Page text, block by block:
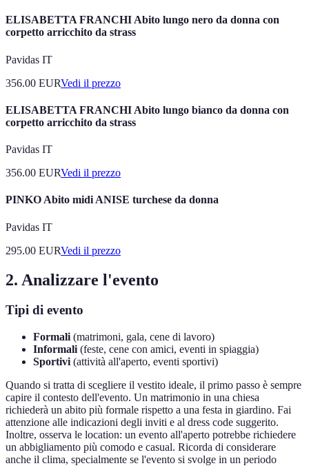
ELISABETTA FRANCHI Abito lungo nero da donna con
corpetto arricchito da strass
Pavidas IT
356.00 EURVedi il prezzo
ELISABETTA FRANCHI Abito lungo bianco da donna con
corpetto arricchito da strass
Pavidas IT
356.00 EURVedi il prezzo
PINKO Abito midi ANISE turchese da donna
Pavidas IT
295.00 EURVedi il prezzo
2. Analizzare l'evento
Tipi di evento
Formali (matrimoni, gala, cene di lavoro)
Informali (feste, cene con amici, eventi in spiaggia)
Sportivi (attività all'aperto, eventi sportivi)
Quando si tratta di scegliere il vestito ideale, il primo passo è sempre
capire il contesto dell'evento. Un matrimonio in una chiesa
richiederà un abito più formale rispetto a una festa in giardino. Fai
attenzione alle indicazioni degli inviti e al dress code suggerito.
Inoltre, osserva le location: un evento all'aperto potrebbe richiedere
un abbigliamento più comodo e casual. Ricorda di considerare
anche il clima, specialmente se l'evento si svolge in un periodo